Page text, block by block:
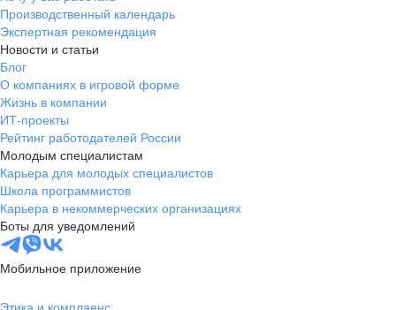
Производственный календарь
Экспертная рекомендация
Новости и статьи
Блог
О компаниях в игровой форме
Жизнь в компании
ИТ-проекты
Рейтинг работодателей России
Молодым специалистам
Карьера для молодых специалистов
Школа программистов
Карьера в некоммерческих организациях
Боты для уведомлений
Мобильное приложение